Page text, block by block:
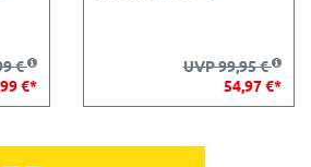
€
€*
UVP 99,95 €
54,97 €*